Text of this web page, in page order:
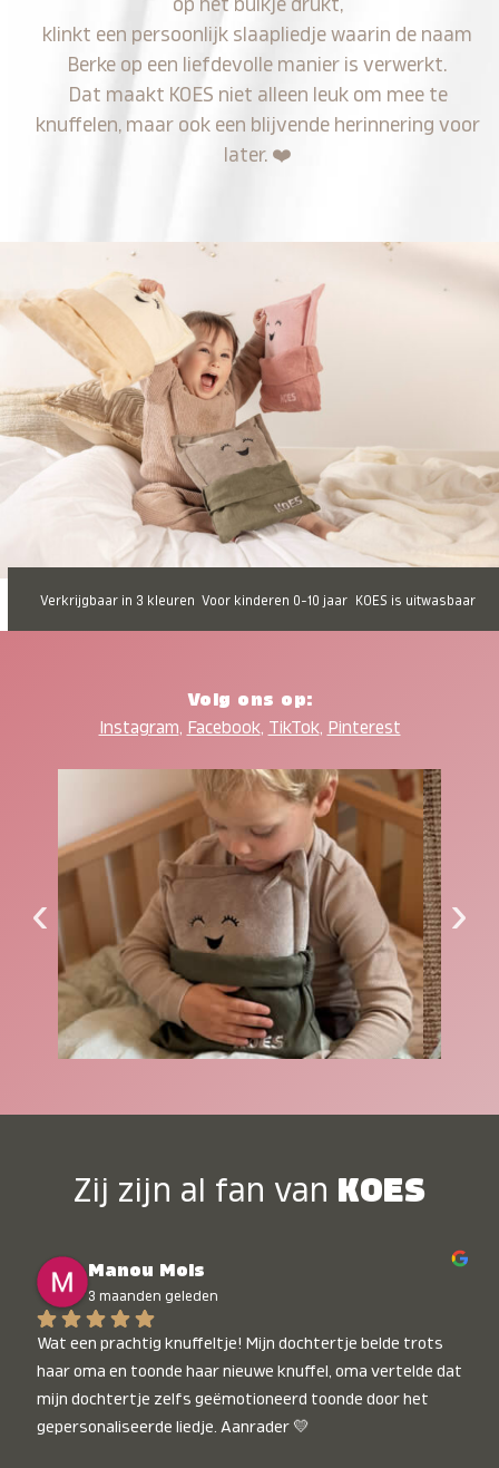
op het buikje drukt,
klinkt een persoonlijk slaapliedje waarin de naam
Berke op een liefdevolle manier is verwerkt.
Dat maakt KOES niet alleen leuk om mee te
knuffelen, maar ook een blijvende herinnering voor
later. ❤️
Verkrijgbaar in 3 kleuren Voor kinderen 0-10 jaar KOES is uitwasbaar
Volg ons op:
Instagram, Facebook, TikTok, Pinterest
‹ ›
Zij zijn al fan van KOES
Manou Mols
3 maanden geleden
Wat een prachtig knuffeltje! Mijn dochtertje belde trots
haar oma en toonde haar nieuwe knuffel, oma vertelde dat
mijn dochtertje zelfs geëmotioneerd toonde door het
gepersonaliseerde liedje. Aanrader 💛